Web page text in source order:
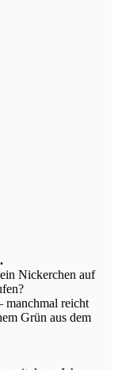
Nickerchen auf
manchmal reicht
Grün aus dem